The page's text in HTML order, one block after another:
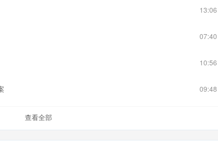
13:06
07:40
10:56
09:48
查看全部